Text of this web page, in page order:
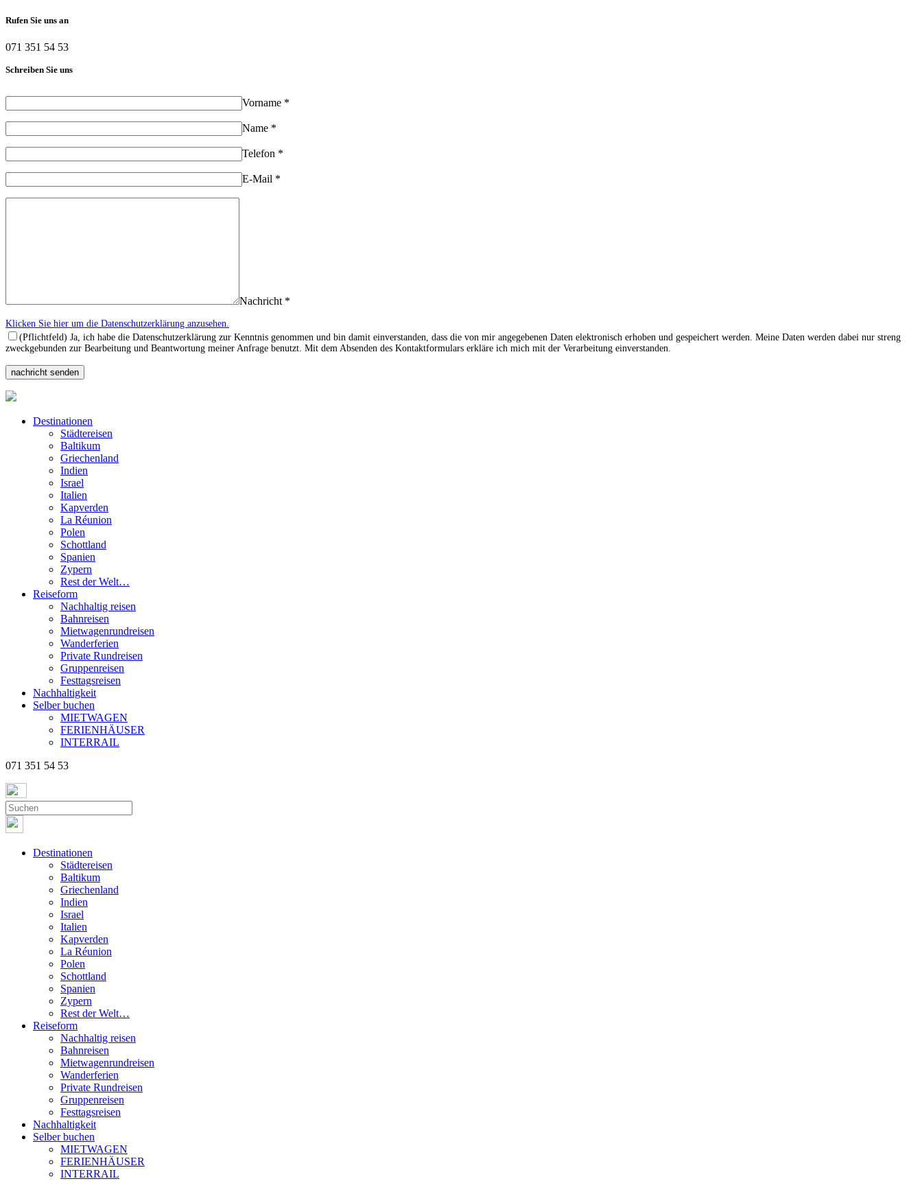
Rufen Sie uns an
071 351 54 53
Schreiben Sie uns
Vorname *
Name *
Telefon *
E-Mail *
Nachricht *
Klicken Sie hier um die Datenschutzerklärung anzusehen.
(Pflichtfeld) Ja, ich habe die Datenschutzerklärung zur Kenntnis genommen und bin damit einverstanden, dass die von mir angegebenen Daten elektronisch erhoben und gespeichert werden. Meine Daten werden dabei nur streng
zweckgebunden zur Bearbeitung und Beantwortung meiner Anfrage benutzt. Mit dem Absenden des Kontaktformulars erkläre ich mich mit der Verarbeitung einverstanden.
Destinationen
Städtereisen
Baltikum
Griechenland
Indien
Israel
Italien
Kapverden
La Réunion
Polen
Schottland
Spanien
Zypern
Rest der Welt…
Reiseform
Nachhaltig reisen
Bahnreisen
Mietwagenrundreisen
Wanderferien
Private Rundreisen
Gruppenreisen
Festtagsreisen
Nachhaltigkeit
Selber buchen
MIETWAGEN
FERIENHÄUSER
INTERRAIL
071 351 54 53
Destinationen
Städtereisen
Baltikum
Griechenland
Indien
Israel
Italien
Kapverden
La Réunion
Polen
Schottland
Spanien
Zypern
Rest der Welt…
Reiseform
Nachhaltig reisen
Bahnreisen
Mietwagenrundreisen
Wanderferien
Private Rundreisen
Gruppenreisen
Festtagsreisen
Nachhaltigkeit
Selber buchen
MIETWAGEN
FERIENHÄUSER
INTERRAIL